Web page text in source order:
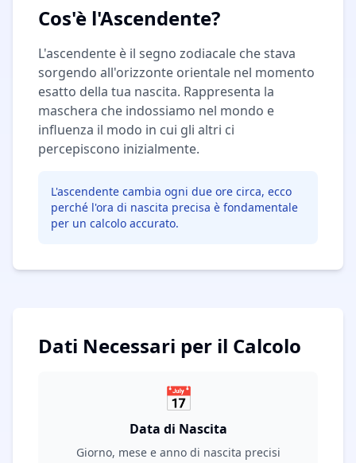
Cos'è l'Ascendente?
L'ascendente è il segno zodiacale che stava
sorgendo all'orizzonte orientale nel momento
esatto della tua nascita. Rappresenta la
maschera che indossiamo nel mondo e
influenza il modo in cui gli altri ci
percepiscono inizialmente.
L'ascendente cambia ogni due ore circa, ecco
perché l'ora di nascita precisa è fondamentale
per un calcolo accurato.
Dati Necessari per il Calcolo
📅
Data di Nascita
Giorno, mese e anno di nascita precisi